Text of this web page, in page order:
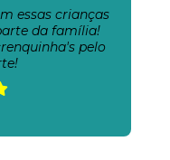
essas crianças
da família!
pelo